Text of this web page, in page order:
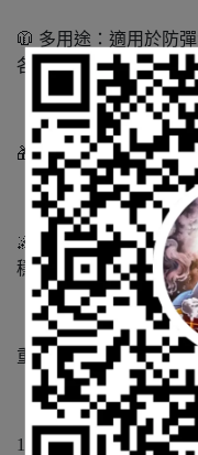
🧥 多用途：適用於防
各類裝備
🎁 送禮首選：送給辛
🌌 MIDNIGHT香氛：
穩香氣，男女皆宜
重量 16oz 大約 454g
1.Unscented (無味) 強